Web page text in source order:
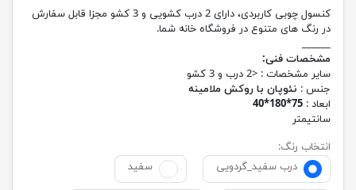
کنسول چوبی کاربردی، دارای 2 درب کشویی و 3 کشو مجزا قابل سفارش
در رنگ های متنوع در فروشگاه خانه شما.
______
مشخصات فنی:
سایر مشخصات : <2 درب و 3 کشو
جنس : نئوپان با روکش ملامینه
ابعاد : 75*180*40
سانتیمتر
انتخاب رنگ:
درب سفید_گردویی
سفید